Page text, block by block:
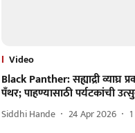
Video
Black Panther: सह्याद्री व्याघ्र
पँथर; पाहण्यासाठी पर्यटकांची
Siddhi Hande 24 Apr 2026 1